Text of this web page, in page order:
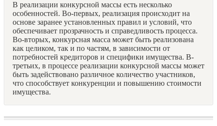
В реализации конкурсной массы есть несколько
особенностей. Во-первых, реализация происходит на
основе заранее установленных правил и условий, что
обеспечивает прозрачность и справедливость процесса.
Во-вторых, конкурсная масса может быть реализована
как целиком, так и по частям, в зависимости от
потребностей кредиторов и специфики имущества. В-
третьих, в процессе реализации конкурсной массы может
быть задействовано различное количество участников,
что способствует конкуренции и повышению стоимости
имущества.